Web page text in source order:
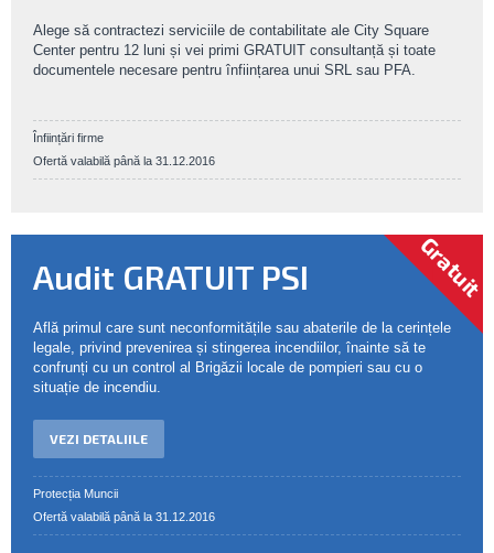
Alege să contractezi serviciile de contabilitate ale City Square
Center pentru 12 luni și vei primi GRATUIT consultanță și toate
documentele necesare pentru înființarea unui SRL sau PFA.
Înființări firme
Ofertă valabilă până la 31.12.2016
Gratuit
Audit GRATUIT PSI
Află primul care sunt neconformitățile sau abaterile de la cerințele
legale, privind prevenirea și stingerea incendiilor, înainte să te
confrunți cu un control al Brigăzii locale de pompieri sau cu o
situație de incendiu.
VEZI DETALIILE
Protecția Muncii
Ofertă valabilă până la 31.12.2016